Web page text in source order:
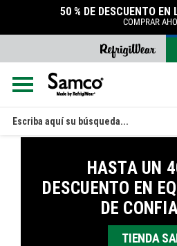
Ir
50 % DE DESCUENTO EN
COMPRAR
Buscar
en
HASTA UN
DESCUENTO EN
DE
TIENDA